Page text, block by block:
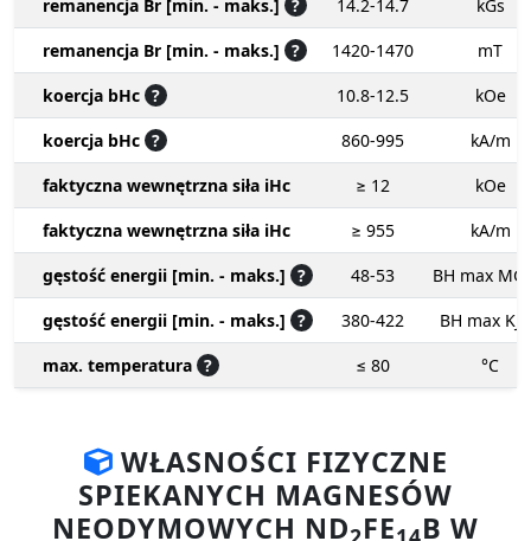
remanencja Br [min. - maks.] ? 14.2-14.7
kGs
remanencja Br [min. - maks.] ? 1420-1470
mT
koercja bHc ? 10.8-12.5
kOe
koercja bHc ? 860-995
kA/m
faktyczna wewnętrzna siła iHc
≥ 12
kOe
faktyczna wewnętrzna siła iHc
≥ 955
kA/m
gęstość energii [min. - maks.] ? 48-53
BH max
gęstość energii [min. - maks.] ? 380-422
BH max
max. temperatura ? ≤ 80 °C
WŁASNOŚCI FIZYCZNE
SPIEKANYCH MAGNESÓW
NEODYMOWYCH ND FE B W